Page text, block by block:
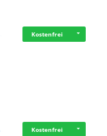
Kostenfrei
Kostenfrei